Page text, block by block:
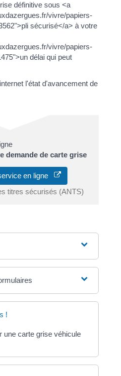
définitive sous <a
vivre/papiers-
sécurisé</a> à votre
vivre/papiers-
délai qui peut
l'état d'avancement de
demande de carte grise
en ligne
titres sécurisés (ANTS)
!
une carte grise véhicule